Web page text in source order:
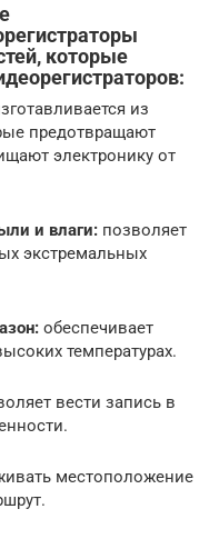
которые
из
предотвращают
электронику от
и влаги: позволяет
экстремальных
обеспечивает
температурах.
вести запись в
местоположение